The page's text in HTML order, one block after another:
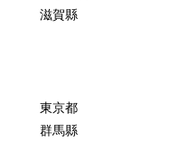
滋賀縣
東京都
群馬縣